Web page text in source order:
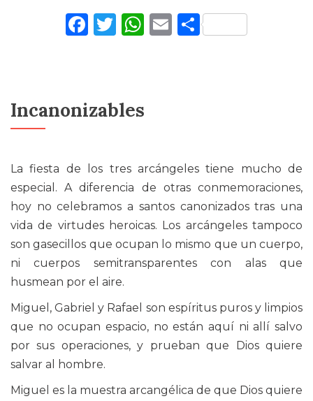
Facebook
Twitter
WhatsApp
Email
Incanonizables
La fiesta de los tres arcángeles tiene mucho de
especial. A diferencia de otras conmemoraciones,
hoy no celebramos a santos canonizados tras una
vida de virtudes heroicas. Los arcángeles tampoco
son gasecillos que ocupan lo mismo que un cuerpo,
ni cuerpos semitransparentes con alas que
husmean por el aire.
Miguel, Gabriel y Rafael son espíritus puros y limpios
que no ocupan espacio, no están aquí ni allí salvo
por sus operaciones, y prueban que Dios quiere
salvar al hombre.
Miguel es la muestra arcangélica de que Dios quiere